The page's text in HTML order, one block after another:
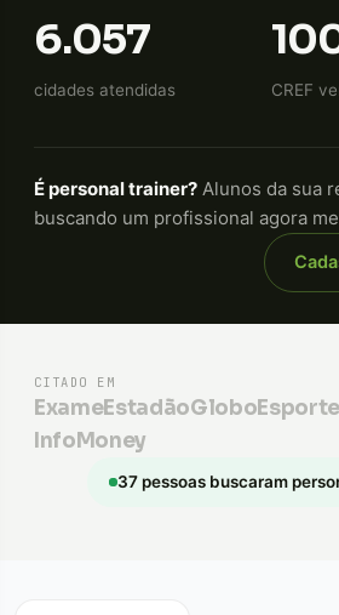
6.057
cidades atendidas CREF
É personal trainer? Alunos da sua
buscando um profissional agora
CITADO EM
ExameEstadãoGloboEsporte
InfoMoney
37 pessoas buscaram